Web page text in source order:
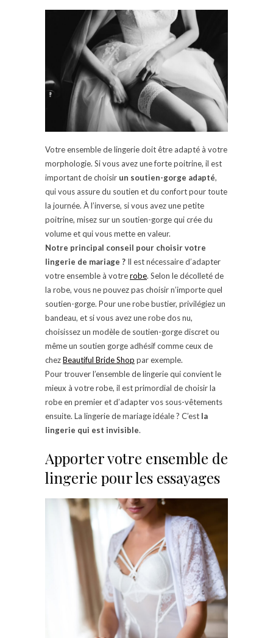
Votre ensemble de lingerie doit être adapté à votre
morphologie. Si vous avez une forte poitrine, il est
important de choisir un soutien-gorge adapté,
qui vous assure du soutien et du confort pour toute
la journée. À l’inverse, si vous avez une petite
poitrine, misez sur un soutien-gorge qui crée du
volume et qui vous mette en valeur.
Notre principal conseil pour choisir votre
lingerie de mariage ? Il est nécessaire d’adapter
votre ensemble à votrerobe. Selon le décolleté de
la robe, vous ne pouvez pas choisir n’importe quel
soutien-gorge. Pour une robe bustier, privilégiez un
bandeau, et si vous avez une robe dos nu,
choisissez un modèle de soutien-gorge discret ou
même un soutien gorge adhésif comme ceux de
chezBeautiful Bride Shop par exemple.
Pour trouver l’ensemble de lingerie qui convient le
mieux à votre robe, il est primordial de choisir la
robe en premier et d’adapter vos sous-vêtements
ensuite. La lingerie de mariage idéale ? C’est la
lingerie qui est invisible.
Apporter votre ensemble de
lingerie pour les essayages